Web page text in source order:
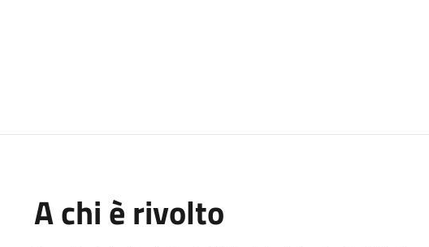
A chi è rivolto